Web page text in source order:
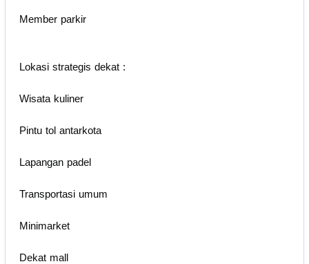
Member parkir
Lokasi strategis dekat :
Wisata kuliner
Pintu tol antarkota
Lapangan padel
Transportasi umum
Minimarket
Dekat mall